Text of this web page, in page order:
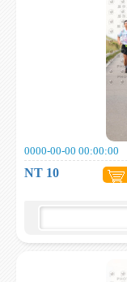
0000-00-00 00:00:00
NT 10